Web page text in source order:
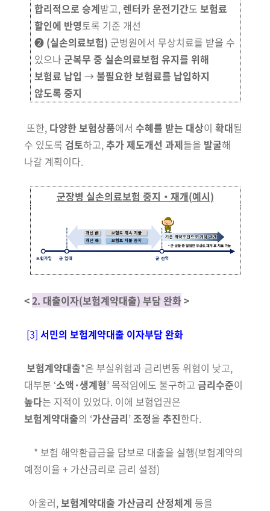
합리적으로 승계받고, 렌터카 운전기간도 보험료
할인에 반영토록 기준 개선
➋ (실손의료보험) 군병원에서 무상치료를 받을 수
있으나 군복무 중 실손의료보험 유지를 위해
보험료 납입 → 불필요한 보험료를 납입하지
않도록 중지
또한, 다양한 보험상품에서 수혜를 받는 대상이 확대될
수 있도록 검토하고, 추가 제도개선 과제들을 발굴해
나갈 계획이다.
군장병 실손의료보험 중지‧재개(예시)
<2. 대출이자(보험계약대출) 부담 완화>
[3] 서민의 보험계약대출 이자부담 완화
보험계약대출*은 부실위험과 금리변동 위험이 낮고,
대부분 ‘소액·생계형’ 목적임에도 불구하고 금리수준이
높다는 지적이 있었다. 이에 보험업권은
보험계약대출의 ‘가산금리’조정을 추진한다.
* 보험 해약환급금을 담보로 대출을 실행(보험계약의
예정이율 + 가산금리로 금리 설정)
아울러, 보험계약대출 가산금리 산정체계 등을